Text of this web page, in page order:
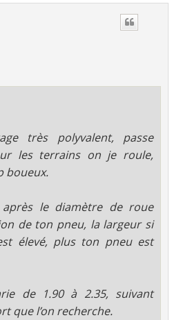
très polyvalent, passe
les terrains on je roule,
boueux.
le diamètre de roue
de ton pneu, la largeur si
élevé, plus ton pneu est
de 1.90 à 2.35, suivant
que l’on recherche.